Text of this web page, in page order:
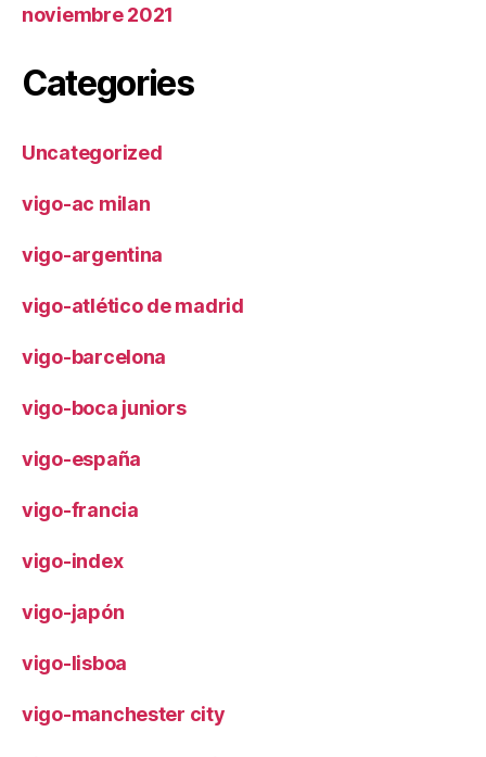
noviembre 2021
Categories
Uncategorized
vigo-ac milan
vigo-argentina
vigo-atlético de madrid
vigo-barcelona
vigo-boca juniors
vigo-españa
vigo-francia
vigo-index
vigo-japón
vigo-lisboa
vigo-manchester city